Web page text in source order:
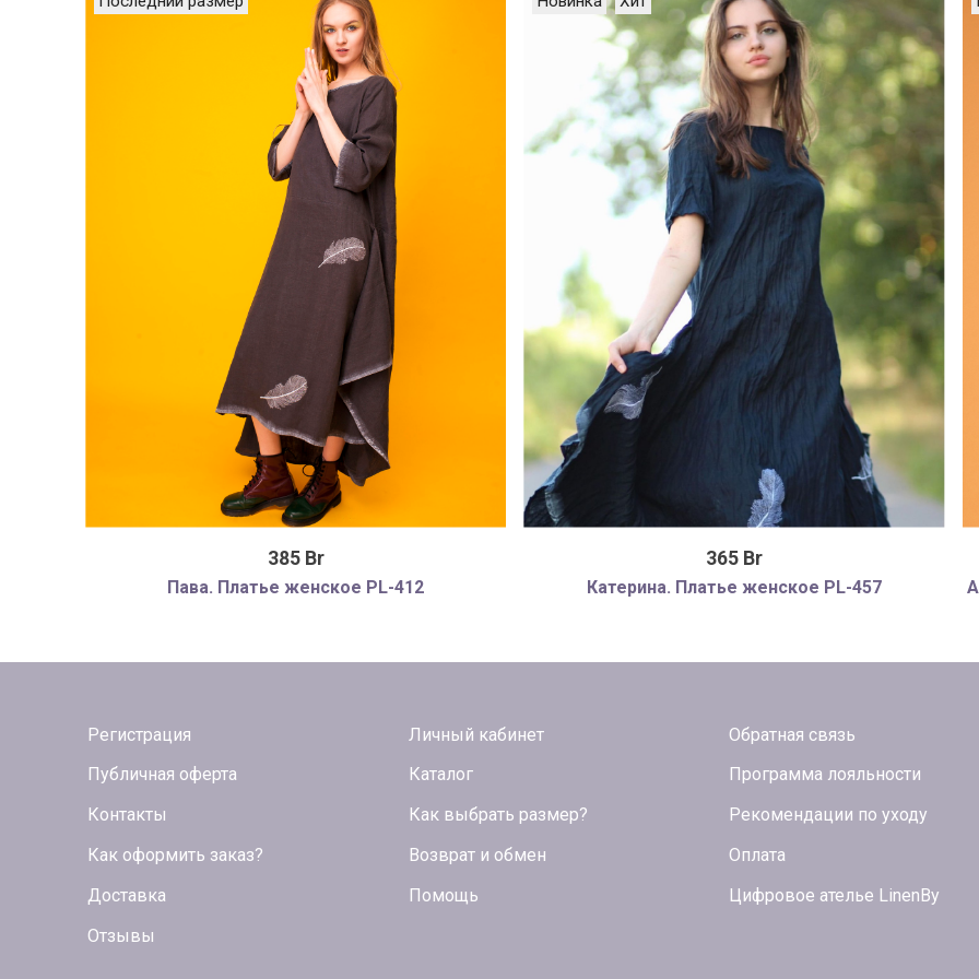
385 Br
Пава. Платье женское PL-412
365 Br
Катерина. Платье женское PL-457
Регистрация Личный кабинет
Обратная связь
Публичная оферта
Каталог
Программа лояльности
Контакты
Как выбрать размер?
Рекомендации по уходу
Как оформить заказ?
Возврат и обмен
Оплата
Доставка
Помощь
Цифровое ателье LinenBy
Отзывы